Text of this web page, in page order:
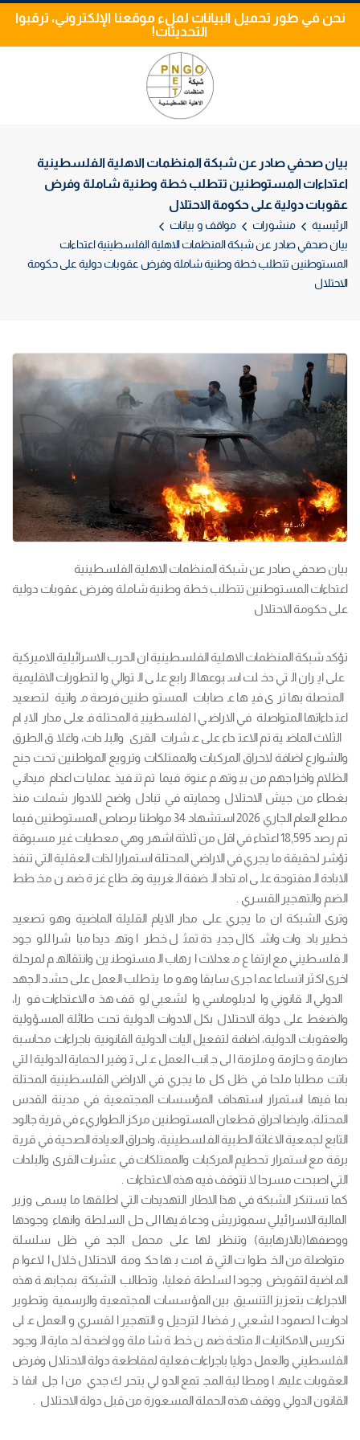
نحن في طور تحميل البيانات لملء موقعنا الإلكتروني، ترقبوا
التحديثات!
بيان صحفي صادر عن شبكة المنظمات الاهلية الفلسطينية
اعتداءات المستوطنين تتطلب خطة وطنية شاملة وفرض
عقوبات دولية على حكومة الاحتلال
الرئيسية منشورات
مواقف و بيانات
بيان صحفي صادر عن شبكة المنظمات الاهلية الفلسطينية اعتداءات
المستوطنين تتطلب خطة وطنية شاملة وفرض عقوبات دولية على حكومة
الاحتلال
بيان صحفي صادر عن شبكة المنظمات الاهلية الفلسطينية
اعتداءات المستوطنين تتطلب خطة وطنية شاملة وفرض عقوبات دولية
على حكومة الاحتلال
تؤكد شبكة المنظمات الاهلية الفلسطينية ان الحرب الاسرائيلية الاميركية
على ايران التي دخلت اسبوعها الرابع على التوالي والتطورات الاقليمية
المتصلة بها ترى فيها عصابات المستوطنين فرصة مواتية لتصعيد
اعتداءاتها المتواصلة في الاراضي الفلسطينية المحتلة فعلى مدار الايام
الثلاث الماضية تم الاعتداء على عشرات القرى والبلدات، واغلاق الطرق
والشوارع اضافة لاحراق المركبات والممتلكات وترويع المواطنين تحت جنح
الظلام واخراجهم من بيوتهم عنوة فيما تم تنفيذ عمليات اعدام ميداني
بغطاء من جيش الاحتلال وحمايته في تبادل واضح للادوار شملت منذ
مطلع العام الجاري 2026 استشهاد 34 مواطنا برصاص المستوطنين فيما
تم رصد 18,595 اعتداء في اقل من ثلاثة اشهر وهي معطيات غير مسبوقة
تؤشر لحقيقة ما يجري في الاراضي المحتلة استمرارا لذات العقلية التي تنفذ
الابادة المفتوحة على امتداد الضفة الغربية وقطاع غزة ضمن مخطط
الضم والتهجير القسري .
وترى الشبكة ان ما يجري على مدار الايام القليلة الماضية وهو تصعيد
خطير بادوات واشكال جديدة تمثل خطرا وتهديدا مباشرا للوجود
الفلسطيني مع ارتفاع معدلات ارهاب المستوطنين وانتقالهم لمرحلة
اخرى اكثر اتساعا عما جرى سابقا وهو ما يتطلب العمل على حشد الجهد
الدولي القانوني والدبلوماسي والشعبي لوقف هذه الاعتداءات فورا،
والضغط على دولة الاحتلال بكل الادوات الدولية تحت طائلة المسؤولية
والعقوبات الدولية، اضافة لتفعيل اليات الدولية القانونية باجراءات محاسبة
صارمة وحازمة وملزمة الى جانب العمل على توفير الحماية الدولية التي
باتت مطلبا ملحا في ظل كل ما يجري في الاراضي الفلسطينية المحتلة
بما فيها استمرار استهداف المؤسسات المجتمعية في مدينة القدس
المحتلة، وايضا احراق قطعان المستوطنين مركز الطواريء في قرية جالود
التابع لجمعية الاغاثة الطبية الفلسطينية، واحراق العيادة الصحية في قرية
برقة مع استمرار تحطيم المركبات والممتلكات في عشرات القرى والبلدات
التي اصبحت مسرحا لا تتوقف فيه هذه الاعتداءات .
كما تستنكر الشبكة في هذا الاطار التهديدات التي اطلقها ما يسمى وزير
المالية الاسرائيلي سموتريش ودعا فيها الى حل السلطة وانهاء وجودها
ووصفها(بالارهابية) وتنظر لها على محمل الجد في ظل سلسلة
متواصلة من الخطوات التي قامت بها حكومة الاحتلال خلال الاعوام
الماضية لتقويض وجود السلطة فعليا، وتطالب الشبكة بمجابهة هذه
الاجراءات بتعزيز التنسيق بين المؤسسات المجتمعية والرسمية وتطوير
ادوات الصمود الشعبي رفضا للترحيل والتهجير القسري والعمل على
تكريس الامكانيات المتاحة ضمن خطة شاملة وواضحة لحماية الوجود
الفلسطيني والعمل دوليا باجراءات فعلية لمقاطعة دولة الاحتلال وفرض
العقوبات عليها ومطالبة المجتمع الدولي بتحرك جدي من اجل انفاذ
القانون الدولي ووقف هذه الحملة المسعورة من قبل دولة الاحتلال .